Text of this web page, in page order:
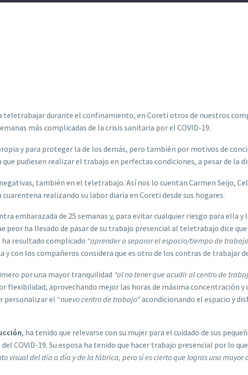
durante el confinamiento, en Coreti otros de nuestros
más complicadas de la crisis sanitaria por el COVID-19.
y para proteger la de los demás, pero también por motivos de
pudiesen realizar el trabajo en perfectas condiciones, a pesar de la
también en el teletrabajo. Así nos lo cuentan Carmen Seijo,
realizando su labor diaria en Coreti desde sus hogares.
embarazada de 25 semanas y, para evitar cualquier riesgo para ella y
ha llevado de pasar de su trabajo presencial al teletrabajo dice
ha resultado complicado “aprender a separar el espacio/tiempo de
con los compañeros considera que es otro de los contras de trabajar
por una mayor tranquilidad “al no tener que acudir al centro de
flexibilidad, aprovechando mejor las horas de máxima concentración
personalizar el “nuevo centro de trabajo”acondicionando el espacio y
, ha tenido que relevarse con su mujer para el cuidado de sus
COVID-19. Su esposa ha tenido que hacer trabajo presencial por lo
visual del día a día y de la fábrica, pero sí es cierto que logras una